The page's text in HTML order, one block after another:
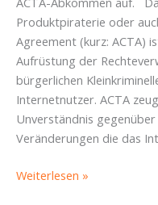
Produktpiraterie oder
Agreement (kurz: ACTA)
Aufrüstung der
bürgerlichen
Internetnutzer. ACTA
Unverständnis
Veränderungen die das
Denn
Weiterlesen »